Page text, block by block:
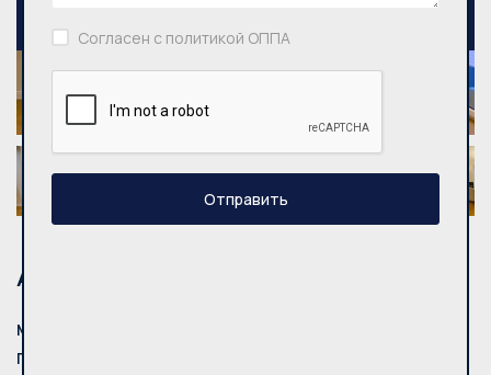
Адрес
Mуниципалитет:
Город:
Согласен с политикой ОППА
Отправить